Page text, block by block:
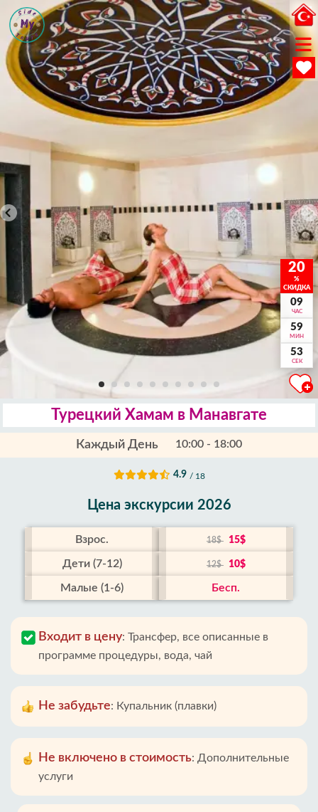
20
%
СКИДКА
09
ЧАС
59
МИН
52
СЕК
Турецкий Хамам в Манавгате
Каждый День 10:00 - 18:00
4.9 / 18
Цена экскурсии 2026
Взрос. 18$ 15$
Дети (7-12) 12$ 10$
Малые (1-6) Бесп.
Входит в цену: Трансфер, все описанные в
программе процедуры, вода, чай
Не забудьте: Купальник (плавки)
Не включено в стоимость: Дополнительные
услуги